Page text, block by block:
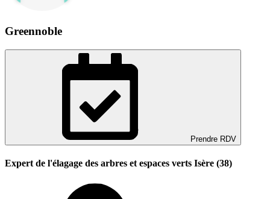
Greennoble
Prendre RDV
Expert de l'élagage des arbres et espaces verts Isère (38)